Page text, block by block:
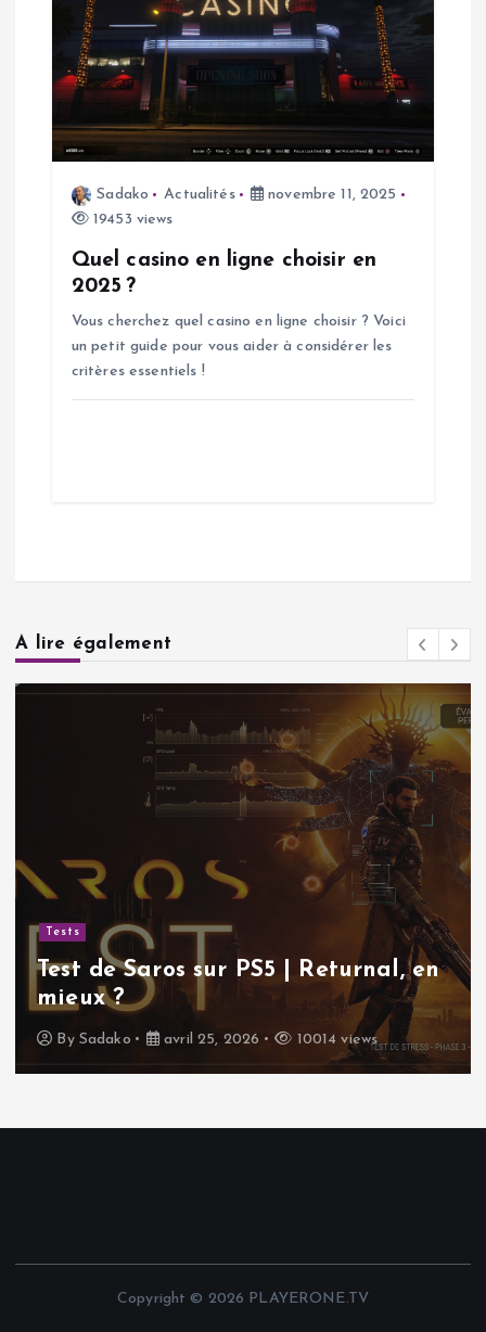
Sadako Actualités
novembre 11, 2025
19453 views
Quel casino en ligne choisir en
2025 ?
Vous cherchez quel casino en ligne choisir ? Voici
un petit guide pour vous aider à considérer les
critères essentiels !
A lire également
Tests
Test de Saros sur PS5 | Returnal, en
mieux ?
By Sadako avril 25, 2026 10014 views
Copyright © 2026 PLAYERONE.TV